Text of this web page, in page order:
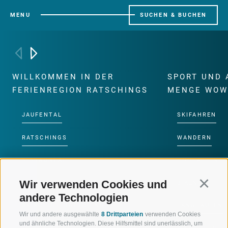
Wir verwenden Cookies und
andere Technologien
Wir und andere ausgewählte 8 Drittparteien verwenden Cookies
und ähnliche Technologien. Diese Hilfsmittel sind unerlässlich, um
MENU SUCHEN & BUCHEN
WILLKOMMEN IN DER
FERIENREGION RATSCHINGS
JAUFENTAL
RATSCHINGS
RIDNAUNTAL
BERGBAHNEN
SKISCHULE RATSCHINGS
SPORT UND
MENGE
SKIFAHREN
WANDERN
HOCHALPINE